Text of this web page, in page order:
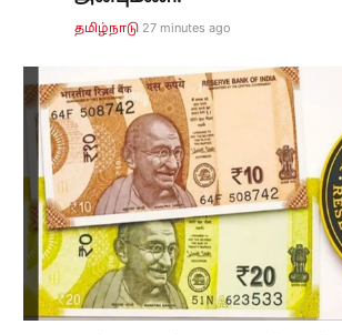
தமிழ்நாடு 27 minutes ago